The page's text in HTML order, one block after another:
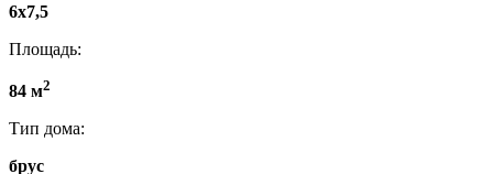
6x7,5
Площадь:
84 м2
Тип дома:
брус